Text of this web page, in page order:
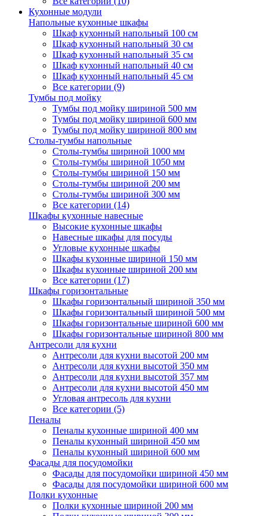
Кухонные модули
Напольные кухонные шкафы
Шкаф кухонный напольный 100 см
Шкаф кухонный напольный 30 см
Шкаф кухонный напольный 35 см
Шкаф кухонный напольный 40 см
Шкаф кухонный напольный 45 см
Все категории (9)
Тумбы под мойку
Тумбы под мойку шириной 500 мм
Тумбы под мойку шириной 600 мм
Тумбы под мойку шириной 800 мм
Столы-тумбы напольные
Столы-тумбы шириной 1000 мм
Столы-тумбы шириной 1050 мм
Столы-тумбы шириной 150 мм
Столы-тумбы шириной 200 мм
Столы-тумбы шириной 300 мм
Все категории (14)
Шкафы кухонные навесные
Высокие кухонные шкафы
Навесные шкафы для посуды
Угловые кухонные шкафы
Шкафы кухонные шириной 150 мм
Шкафы кухонные шириной 200 мм
Все категории (17)
Шкафы горизонтальные
Шкафы горизонтальный шириной 350 мм
Шкафы горизонтальный шириной 500 мм
Шкафы горизонтальные шириной 600 мм
Шкафы горизонтальные шириной 800 мм
Антресоли для кухни
Антресоли для кухни высотой 200 мм
Антресоли для кухни высотой 350 мм
Антресоли для кухни высотой 357 мм
Антресоли для кухни высотой 450 мм
Угловая антресоль для кухни
Все категории (5)
Пеналы
Пеналы кухонные шириной 400 мм
Пеналы кухонный шириной 450 мм
Пеналы кухонный шириной 600 мм
Фасады для посудомойки
Фасады для посудомойки шириной 450 мм
Фасады для посудомойки шириной 600 мм
Полки кухонные
Полки кухонные шириной 200 мм